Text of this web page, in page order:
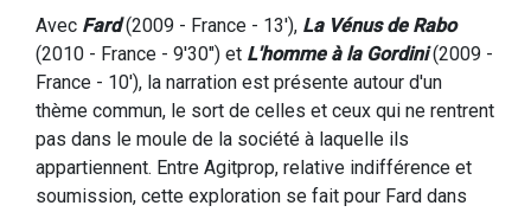
Avec Fard(2009 - France - 13'), La Vénus de Rabo
(2010 - France - 9'30") et L'homme à la Gordini(2009 -
France - 10'), la narration est présente autour d'un
thème commun, le sort de celles et ceux qui ne rentrent
pas dans le moule de la société à laquelle ils
appartiennent. Entre Agitprop, relative indifférence et
soumission, cette exploration se fait pour Fard dans